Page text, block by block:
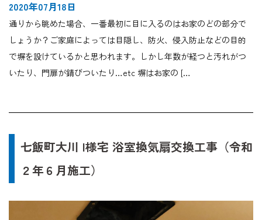
2020年07月18日
通りから眺めた場合、一番最初に目に入るのはお家のどの部分で
しょうか？ご家庭によっては目隠し、防火、侵入防止などの目的
で塀を設けているかと思われます。しかし年数が経つと汚れがつ
いたり、門扉が錆びついたり…etc 塀はお家の […
七飯町大川 I様宅 浴室換気扇交換工事（令和
２年６月施工）